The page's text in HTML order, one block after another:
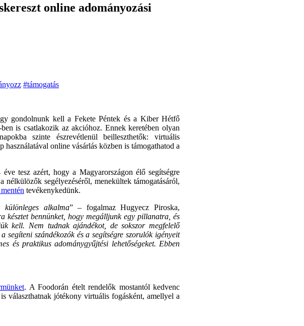
online adományozási
#támogatás
gondolnunk kell a Fekete Péntek és a Kiber Hétfő
is csatlakozik az akcióhoz. Ennek keretében olyan
szinte észrevétlenül beilleszthetők: virtuális
online vásárlás közben is támogathatod a
tesz azért, hogy a Magyarországon élő segítségre
nélkülözők segélyezéséről, menekültek támogatásáról,
tevékenykedünk.
különleges alkalma” – fogalmaz Hugyecz Piroska,
késztet bennünket, hogy megálljunk egy pillanatra, és
kell. Nem tudnak ajándékot, de sokszor megfelelő
szándékozók és a segítségre szorulók igényeit
és praktikus adománygyűjtési lehetőségeket. Ebben
. A Foodorán ételt rendelők mostantól kedvenc
választhatnak jótékony virtuális fogásként, amellyel a